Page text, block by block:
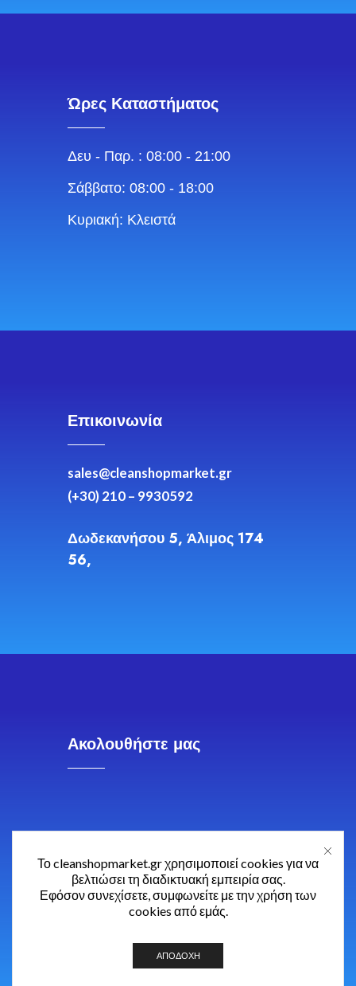
Το cleanshopmarket.gr χρησιμοποιεί cookies για να
βελτιώσει τη διαδικτυακή εμπειρία σας.
Εφόσον συνεχίσετε, συμφωνείτε με την χρήση των
cookies από εμάς.
ΑΠΟΔΟΧΉ
Ώρες Καταστήματος
Δευ - Παρ. : 08:00 - 21:00
Σάββατο: 08:00 - 18:00
Κυριακή: Κλειστά
Επικοινωνία
sales@cleanshopmarket.gr
(+30) 210 – 9930592
Δωδεκανήσου 5, Άλιμος 174
56,
Ακολουθήστε μας